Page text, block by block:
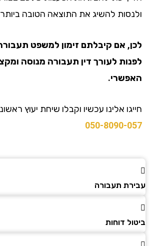
להשיג את התוצאה הטובה ביותר
אם קיבלתם זימון למשפט תעבורה,
לעורך דין תעבורה מנוסה
אלינו עכשיו וקבלו שיחת יעוץ ראשונית
050-8090-
תעבורה
דוחות